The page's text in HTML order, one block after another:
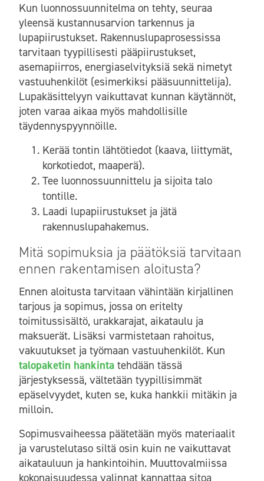
Kun luonnossuunnitelma on tehty, seuraa
yleensä kustannusarvion tarkennus ja
lupapiirustukset. Rakennuslupaprosessissa
tarvitaan tyypillisesti pääpiirustukset,
asemapiirros, energiaselvityksiä sekä nimetyt
vastuuhenkilöt (esimerkiksi pääsuunnittelija).
Lupakäsittelyyn vaikuttavat kunnan käytännöt,
joten varaa aikaa myös mahdollisille
täydennyspyynnöille.
Kerää tontin lähtötiedot (kaava, liittymät,
korkotiedot, maaperä).
Tee luonnossuunnittelu ja sijoita talo
tontille.
Laadi lupapiirustukset ja jätä
rakennuslupahakemus.
Mitä sopimuksia ja päätöksiä tarvitaan
ennen rakentamisen aloitusta?
Ennen aloitusta tarvitaan vähintään kirjallinen
tarjous ja sopimus, jossa on eritelty
toimitussisältö, urakkarajat, aikataulu ja
maksuerät. Lisäksi varmistetaan rahoitus,
vakuutukset ja työmaan vastuuhenkilöt. Kun
talopaketin hankinta tehdään tässä
järjestyksessä, vältetään tyypillisimmät
epäselvyydet, kuten se, kuka hankkii mitäkin ja
milloin.
Sopimusvaiheessa päätetään myös materiaalit
ja varustelutaso siltä osin kuin ne vaikuttavat
aikatauluun ja hankintoihin. Muuttovalmiissa
kokonaisuudessa valinnat kannattaa sitoa